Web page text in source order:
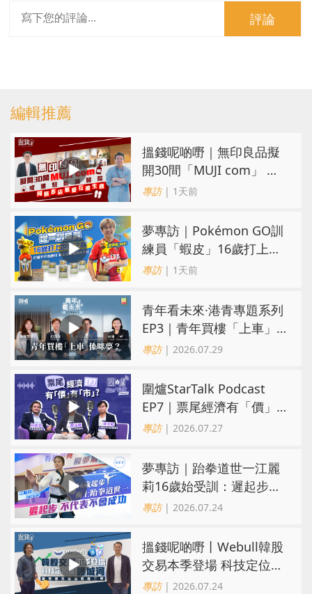
評論
編輯推薦
搵錢呢啲嘢｜無印良品擬
開30間「MUJI com」 或
進駐街舖醫院 同區多店無
專訪| 1天前
夢專訪｜Pokémon GO訓
練員「蝦皮」16歲打上世
界第一！戰友成最強後盾
專訪| 1天前
青年看未來·港青專題系列
EP3｜青年買樓「上車」
係咪夢？ 觀念改變居住選
專訪| 2026.07.29
圍爐StarTalk Podcast
EP7｜票尾經濟有「價」
有「市」？「短期流量」
專訪| 2026.07.27
夢專訪｜跆拳道世一江麗
莉16歲始受訓：遲起步不
代表不會成功
專訪| 2026.07.24
搵錢呢啲嘢丨Webull韓股
交易本季登場 科技定位成
護城河 冀登港互聯網券商
專訪| 2026.07.24